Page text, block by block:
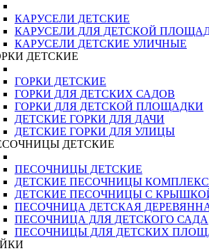
КАРУСЕЛИ ДЕТСКИЕ
КАРУСЕЛИ ДЛЯ ДЕТСКОЙ
КАРУСЕЛИ ДЕТСКИЕ УЛИЧНЫЕ
ДЕТСКИЕ
ГОРКИ ДЕТСКИЕ
ГОРКИ ДЛЯ ДЕТСКИХ САДОВ
ГОРКИ ДЛЯ ДЕТСКОЙ ПЛОЩАДКИ
ДЕТСКИЕ ГОРКИ ДЛЯ ДАЧИ
ДЕТСКИЕ ГОРКИ ДЛЯ УЛИЦЫ
ДЕТСКИЕ
ПЕСОЧНИЦЫ ДЕТСКИЕ
ДЕТСКИЕ ПЕСОЧНИЦЫ
ДЕТСКИЕ ПЕСОЧНИЦЫ С
ПЕСОЧНИЦА ДЕТСКАЯ
ПЕСОЧНИЦА ДЛЯ ДЕТСКОГО САДА
ПЕСОЧНИЦЫ ДЛЯ ДЕТСКИХ